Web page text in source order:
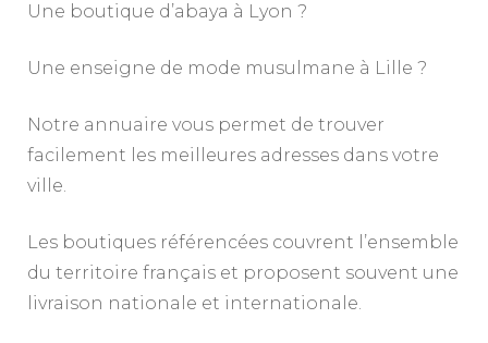
Une boutique d’abaya à Lyon ?
Une enseigne de mode musulmane à Lille ?
Notre annuaire vous permet de trouver
facilement les meilleures adresses dans votre
ville.
Les boutiques référencées couvrent l’ensemble
du territoire français et proposent souvent une
livraison nationale et internationale.